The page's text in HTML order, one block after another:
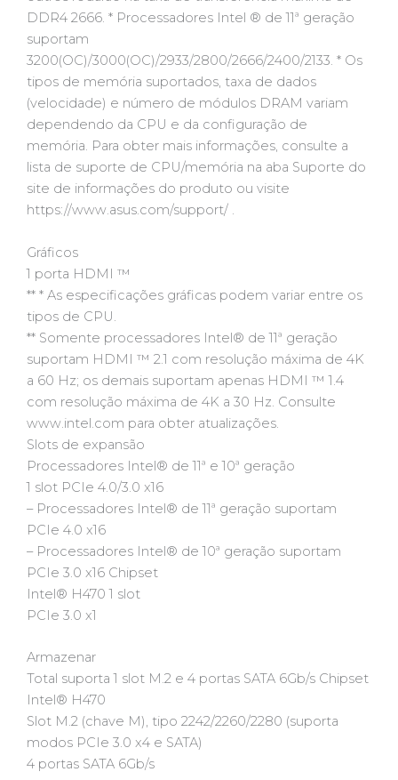
DDR4 2666. * Processadores Intel ® de 11ª geração
suportam
3200(OC)/3000(OC)/2933/2800/2666/2400/2133. * Os
tipos de memória suportados, taxa de dados
(velocidade) e número de módulos DRAM variam
dependendo da CPU e da configuração de
memória. Para obter mais informações, consulte a
lista de suporte de CPU/memória na aba Suporte do
site de informações do produto ou visite
https://www.asus.com/support/ .
Gráficos
1 porta HDMI ™
** * As especificações gráficas podem variar entre os
tipos de CPU.
** Somente processadores Intel® de 11ª geração
suportam HDMI ™ 2.1 com resolução máxima de 4K
a 60 Hz; os demais suportam apenas HDMI ™ 1.4
com resolução máxima de 4K a 30 Hz. Consulte
www.intel.com para obter atualizações.
Slots de expansão
Processadores Intel® de 11ª e 10ª geração
1 slot PCIe 4.0/3.0 x16
– Processadores Intel® de 11ª geração suportam
PCIe 4.0 x16
– Processadores Intel® de 10ª geração suportam
PCIe 3.0 x16 Chipset
Intel® H470 1 slot
PCIe 3.0 x1
Armazenar
Total suporta 1 slot M.2 e 4 portas SATA 6Gb/s Chipset
Intel® H470
Slot M.2 (chave M), tipo 2242/2260/2280 (suporta
modos PCIe 3.0 x4 e SATA)
4 portas SATA 6Gb/s